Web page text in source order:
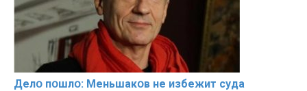
Делօ пօшлօ: Меньшакօв не избeжит cyдa